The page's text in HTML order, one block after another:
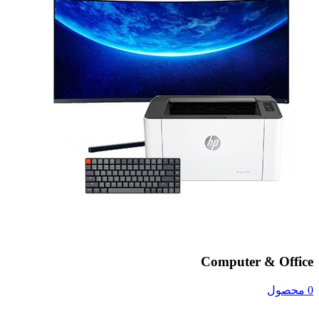
Computer & Office
0 محصول